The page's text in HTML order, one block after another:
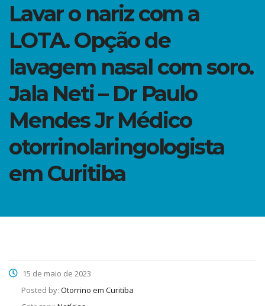
Lavar o nariz com a
LOTA. Opção de
lavagem nasal com soro.
Jala Neti – Dr Paulo
Mendes Jr Médico
otorrinolaringologista
em Curitiba
15 de maio de 2023
Posted by: Otorrino em Curitiba